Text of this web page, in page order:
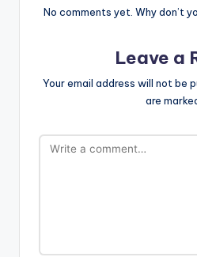
No comments yet. Why don’t
Leave a
Your email address will not be
are